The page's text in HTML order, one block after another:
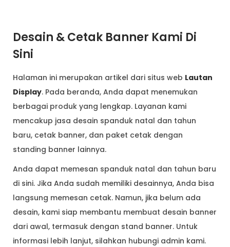
Desain & Cetak Banner Kami Di
Sini
Halaman ini merupakan artikel dari situs web Lautan
Display. Pada beranda, Anda dapat menemukan
berbagai produk yang lengkap. Layanan kami
mencakup jasa desain spanduk natal dan tahun
baru, cetak banner, dan paket cetak dengan
standing banner lainnya.
Anda dapat memesan spanduk natal dan tahun baru
di sini. Jika Anda sudah memiliki desainnya, Anda bisa
langsung memesan cetak. Namun, jika belum ada
desain, kami siap membantu membuat desain banner
dari awal, termasuk dengan stand banner. Untuk
informasi lebih lanjut, silahkan hubungi admin kami.